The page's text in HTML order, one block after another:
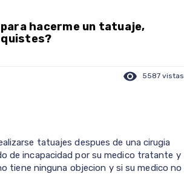
hacerme un tatuaje,
quistes?
visibility 5587 vistas
tatuajes despues de una cirugia
de incapacidad por su medico tratante y
tiene ninguna objecion y si su medico no